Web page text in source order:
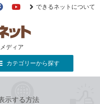
ディア
FacebookYouTube
できるネットについて
カテゴリーから探す
示する方法